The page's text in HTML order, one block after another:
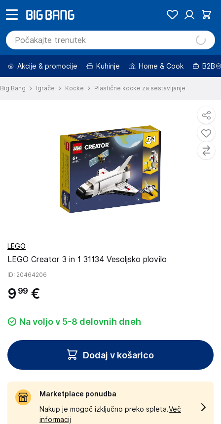
Akcije & promocije Kuhinje Home & Cook B2B
Big Bang Igrače Kocke Plastične kocke za sestavljanje
LEGO
LEGO Creator 3 in 1 31134 Vesoljsko plovilo
ID: 20464206
9 99 €
Na voljo v 5-8 delovnih dneh
Dodaj v košarico
Marketplace ponudba
Nakup je mogoč izključno preko spleta.Več
informacij